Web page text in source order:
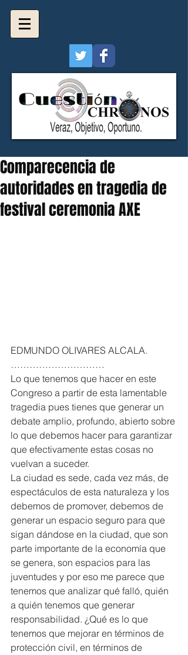
Comparecencia de
autoridades en tragedia de
festival ceremonia AXE
EDMUNDO OLIVARES ALCALA.
…………………………
Lo que tenemos que hacer en este
Congreso a partir de esta lamentable
tragedia pues tienes que generar un
debate amplio, profundo, abierto sobre
lo que debemos hacer para garantizar
que efectivamente estas cosas no
vuelvan a suceder.
La ciudad es sede, cada vez más, de
espectáculos de esta naturaleza y los
debemos de promover, debemos de
generar un espacio seguro para que
sigan dándose en la ciudad, que son
parte importante de la economía que
se genera, son espacios para las
juventudes y por eso me parece que
tenemos que analizar qué falló, quién
a quién tenemos que generar
responsabilidad. ¿Qué es lo que
tenemos que mejorar en términos de
protección civil, en términos de